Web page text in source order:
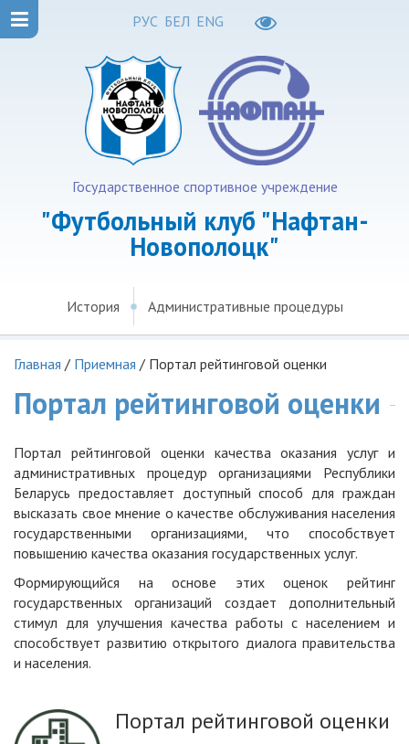
РУС БЕЛ ENG
Государственное спортивное учреждение
"Футбольный клуб "Нафтан-
Новополоцк"
История Административные процедуры
Главная / Приемная / Портал рейтинговой оценки
Портал рейтинговой оценки
Портал рейтинговой оценки качества оказания услуг и
административных процедур организациями Республики
Беларусь предоставляет доступный способ для граждан
высказать свое мнение о качестве обслуживания населения
государственными организациями, что способствует
повышению качества оказания государственных услуг.
Формирующийся на основе этих оценок рейтинг
государственных организаций создает дополнительный
стимул для улучшения качества работы с населением и
способствует развитию открытого диалога правительства
и населения.
Портал рейтинговой оценки